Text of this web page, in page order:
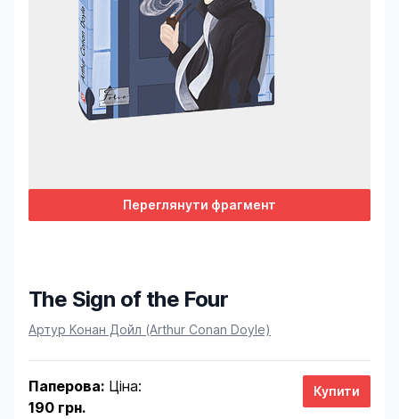
Переглянути фрагмент
The Sign of the Four
Product information
Артур Конан Дойл (Arthur Conan Doyle)
Паперова: Ціна:
190 грн.